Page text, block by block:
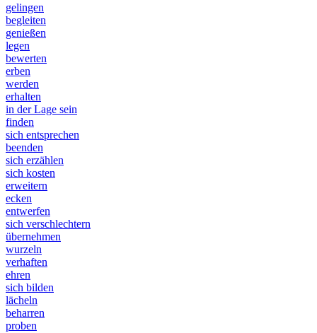
gelingen
begleiten
genießen
legen
bewerten
erben
werden
erhalten
in der Lage sein
finden
sich entsprechen
beenden
sich erzählen
sich kosten
erweitern
ecken
entwerfen
sich verschlechtern
übernehmen
wurzeln
verhaften
ehren
sich bilden
lächeln
beharren
proben